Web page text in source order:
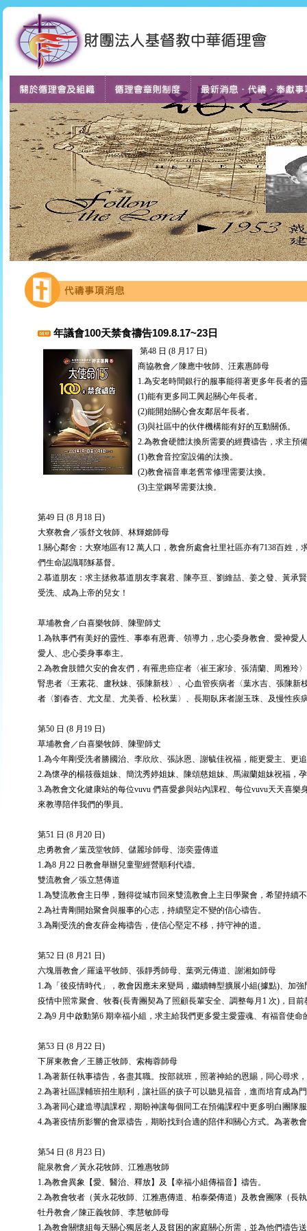
年議會100天禁食禱告109.8.17~23日
第48 日 (8 月17 日)
商協教會／陳應中牧師、汪素惠師母
1.為安老時間銀行的服事能得著更多年長者的
(1)能有更多同工興起關心年長者。
(2)能開始關心會友鄰居年長者。
(3)與社區中的伙伴機構能有好的互動關係。
2.為教會硬體汰換所需要的經費禱告，求主預
(1)教會音控室設備的汰換。
(2)教會福音車老舊常修理需要汰換。
(3)主堂鋼琴需要汰換。
第49 日 (8 月18 日)
大寮教會／張舒文牧師、林輝嫦師母
1.關心鄰舍：大寮地區有12 萬人口，教會所處會社里社區亦有7138百姓
們生命認識耶穌基督。
2.慕道朋友：求主拯救慕道朋友李襄君、陳亭亘、劉維喆、姜之發、黃承
受洗、成為上帝的兒女！
草埔教會／白喜樂牧師、陳聖師丈
1.為執事們有美好的靈性、事奉有恩膏、領導力，忠心委身教會、愛神
愛人、忠心委身事奉主。
2.為教會肢體欠安的會友們，有罹患癌症者〈崔王家珍、張清蘭、周雅玲
腎患者〈王素花、盧秋妹、張陳新枝〉、心血管疾病者〈葉水吉、張陳新
者〈劉春杏、尤文星、尤美香、松秋葉〉、長期臥床者謝玉珠、及慢性
第50 日 (8 月19 日)
草埔教會／白喜樂牧師、陳聖師丈
1.為今年剛受洗者勝國治、李欣欣、張詠恩、謝毓佳祝福，能更愛主、更
2.為懷孕的楊筱薇姐妹、簡沈秀婷姐妹、陳頌慈姐妹、馬淑蘭姐妹祝福，
3.為教會文化健康站的每位vuvu 們喜愛參與站內課程、每位vuvu天天喜
來教導陪伴我們的學員。
第51 日 (8 月20 日)
忠勇教會／葉茂堂牧師、儲麗珍師母、澎奕靈傳道
1.為8 月22 日教會舉辦兒童聖經營順利代禱。
雙流教會／張立慧傳道
1.為雙流教會主日學，難得從城市回來雙流教會上主日學聚會，希望持續
2.為社青剛開始聚會與服事的心志，持續堅定不變的信心禱告。
3.為剛受洗的會友薛金梅禱告，使信心堅定不移，持守神的道。
第52 日 (8 月21 日)
六塊厝教會／羅遠平牧師、張靜秀師母、葉弼元傳道、謝湘如師母
1.為「後疫情時代」，教會因應未來變局，繼續轉型擴展小組(據點)、加
疫情中照常聚會、牧養(長青團契為了照顧長輩安全、調整每月1 次)，目
2.為9 月中啟動第6 期幸福小組，求主給我們更多愛主愛靈魂、有福音使
第53 日 (8 月22 日)
下屏東教會／王勝正牧師、索梅蓉師母
1.為著新任執事禱告，各盡其職。按部就班，照著神給的恩賜，同心尋求
2.為著社區課輔班招生順利，讓社區的孩子可以聽見福音，進而培育成為
3.為著同心建造導讀課程，期盼神讓每個同工在預備課程中更多明白團隊
4.為著疫情所影響的會眾禱告，期盼找到合適的陪伴和關心方式。為著教
第54 日 (8 月23 日)
龍泉教會／黃永花牧師、江雅惠牧師
1.為教會異象【愛、醫治、釋放】及【幸福小組傳福音】禱告。
2.為教會牧者（黃永花牧師、江雅惠傳道、柏泰榮傳道）及教會團隊（長
牡丹教會／陳正義牧師、李慧敏師母
1.為教會關懷組每天關心獨居老人及貧困的家庭關心所需，並為他們禱告